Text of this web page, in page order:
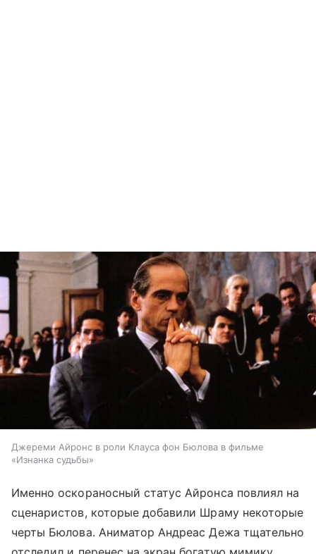
Джереми Айронс в роли Клауса фон Бюлова в фильме
«Изнанка судьбы»
Именно оскораносный статус Айронса повлиял на
сценаристов, которые добавили Шраму некоторые
черты Бюлова. Аниматор Андреас Дежа тщательно